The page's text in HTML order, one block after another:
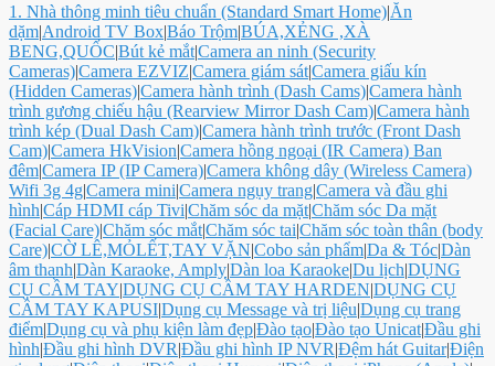
1. Nhà thông minh tiêu chuẩn (Standard Smart Home)|Ăn
dặm|Android TV Box|Báo Trộm|BÚA,XẺNG ,XÀ
BENG,QUỐC|Bút kẻ mắt|Camera an ninh (Security
Cameras)|Camera EZVIZ|Camera giám sát|Camera giấu kín
(Hidden Cameras)|Camera hành trình (Dash Cams)|Camera hành
trình gương chiếu hậu (Rearview Mirror Dash Cam)|Camera hành
trình kép (Dual Dash Cam)|Camera hành trình trước (Front Dash
Cam)|Camera HkVision|Camera hồng ngoại (IR Camera) Ban
đêm|Camera IP (IP Camera)|Camera không dây (Wireless Camera)
Wifi 3g 4g|Camera mini|Camera ngụy trang|Camera và đầu ghi
hình|Cáp HDMI cáp Tivi|Chăm sóc da mặt|Chăm sóc Da mặt
(Facial Care)|Chăm sóc mắt|Chăm sóc tai|Chăm sóc toàn thân (body
Care)|CỜ LÊ,MỎLẾT,TAY VẶN|Cobo sản phẩm|Da & Tóc|Dàn
âm thanh|Dàn Karaoke, Amply|Dàn loa Karaoke|Du lịch|DỤNG
CỤ CẦM TAY|DỤNG CỤ CẦM TAY HARDEN|DỤNG CỤ
CẦM TAY KAPUSI|Dụng cụ Message và trị liệu|Dụng cụ trang
điểm|Dụng cụ và phụ kiện làm đẹp|Đào tạo|Đào tạo Unicat|Đầu ghi
hình|Đầu ghi hình DVR|Đầu ghi hình IP NVR|Đệm hát Guitar|Điện